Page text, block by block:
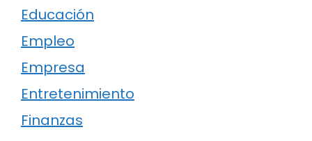
Educación
Empleo
Empresa
Entretenimiento
Finanzas